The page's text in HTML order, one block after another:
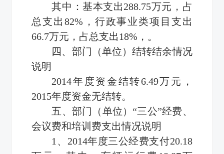
其中：基本支出288.75万元，占
总支出82%，行政事业类项目支出
66.7万元，占总支出18%，。
四、部门（单位）结转结余情况
说明
2014年度资金结转6.49万元，
2015年度资金无结转。
五、部门（单位）“三公”经费、
会议费和培训费支出情况说明
1、2014年度三公经费支付20.18